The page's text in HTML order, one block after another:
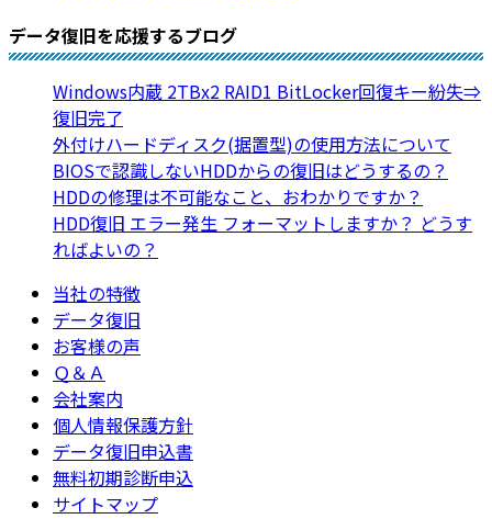
データ復旧を応援するブログ
Windows内蔵 2TBx2 RAID1 BitLocker回復キー紛失⇒
復旧完了
外付けハードディスク(据置型)の使用方法について
BIOSで認識しないHDDからの復旧はどうするの？
HDDの修理は不可能なこと、おわかりですか？
HDD復旧 エラー発生 フォーマットしますか？ どうす
ればよいの？
当社の特徴
データ復旧
お客様の声
Ｑ＆Ａ
会社案内
個人情報保護方針
データ復旧申込書
無料初期診断申込
サイトマップ